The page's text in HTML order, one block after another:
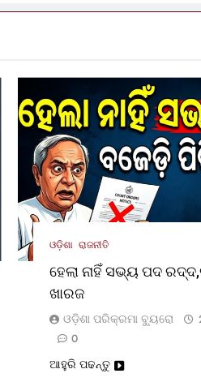
ଓଡ଼ିଶା ରାଜନୀତି
ହେଲା ନାହିଁ ସଭ୍ୟ ପଦ
ଖାରଜ
ଓଡ଼ିଶା ପରିକ୍ରମା ବ୍ୟୁରୋ
0
ଆହୁରି ପଢନ୍ତୁ